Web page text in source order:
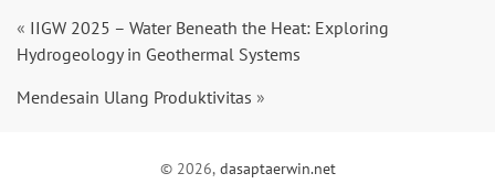
« IIGW 2025 – Water Beneath the Heat: Exploring
Hydrogeology in Geothermal Systems
Mendesain Ulang Produktivitas »
© 2026, dasaptaerwin.net